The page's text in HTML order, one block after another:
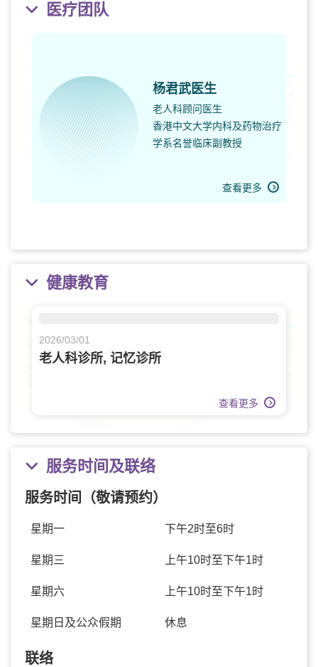
医疗团队
杨君武医生
老人科顾问医生
香港中文大学内科及药物治疗
学系名誉临床副教授
查看更多
健康教育
2026/03/01
老人科诊所, 记忆诊所
查看更多
服务时间及联络
服务时间（敬请预约）
星期一 下午2时至6时
星期三 上午10时至下午1时
星期六 上午10时至下午1时
星期日及公众假期 休息
联络